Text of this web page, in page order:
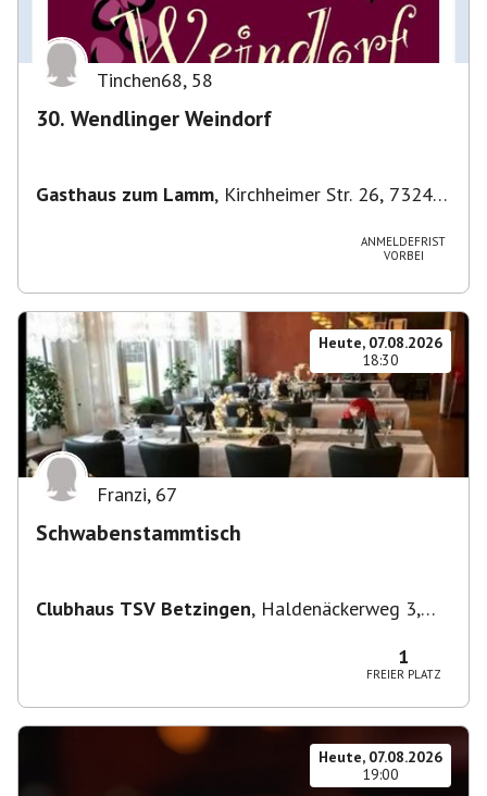
Tinchen68, 58
30. Wendlinger Weindorf
Gasthaus zum Lamm, Kirchheimer Str. 26, 73240
ANMELDEFRIST
VORBEI
Heute, 07.08.2026
18:30
Franzi, 67
Schwabenstammtisch
Clubhaus TSV Betzingen, Haldenäckerweg 3,
1
FREIER PLATZ
Heute, 07.08.2026
19:00